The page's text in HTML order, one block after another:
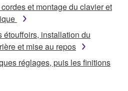
et montage du clavier et
étouffoirs, installation du
et mise au repos
réglages, puis les finitions